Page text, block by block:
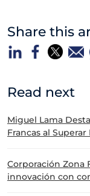
Share this
Read next
Miguel Lama
Francas al
Corporación Zona
innovación con